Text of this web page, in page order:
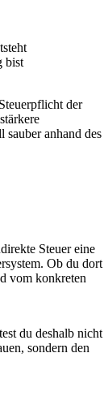
bist
der
anhand des
Steuer eine
Ob du dort
vom konkreten
du deshalb nicht
sondern den